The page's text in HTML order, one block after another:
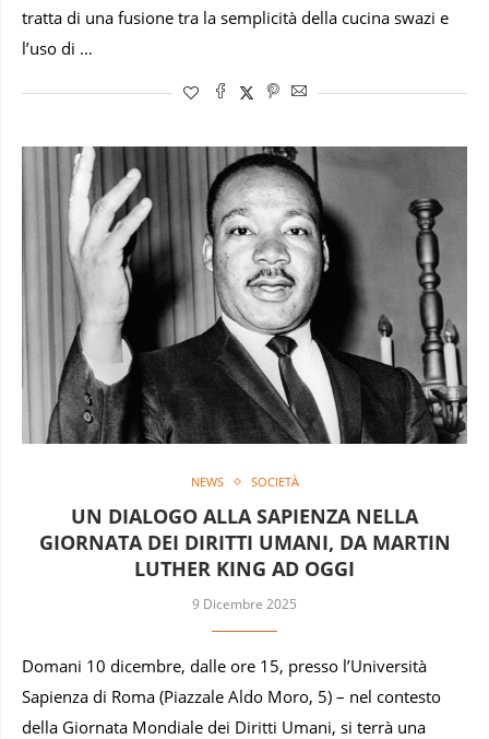
tratta di una fusione tra la semplicità della cucina swazi e
l’uso di …
NEWS SOCIETÀ
UN DIALOGO ALLA SAPIENZA NELLA
GIORNATA DEI DIRITTI UMANI, DA MARTIN
LUTHER KING AD OGGI
9 Dicembre 2025
Domani 10 dicembre, dalle ore 15, presso l’Università
Sapienza di Roma (Piazzale Aldo Moro, 5) – nel contesto
della Giornata Mondiale dei Diritti Umani, si terrà una